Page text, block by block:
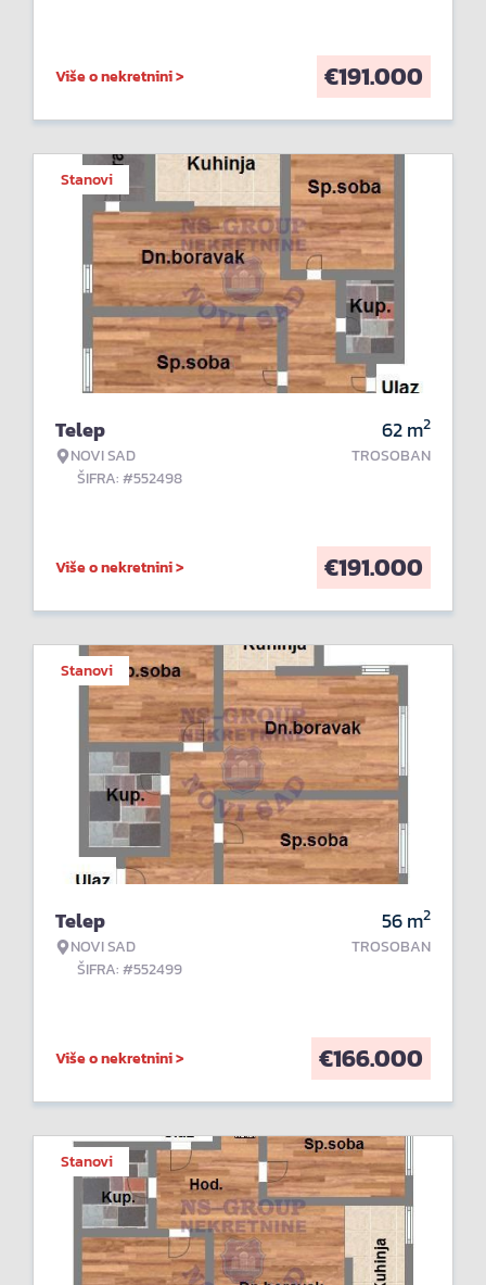
Više o nekretnini > €191.000
Stanovi
Telep
NOVI SAD
ŠIFRA: #552498
62m2
TROSOBAN
Više o nekretnini > €191.000
Stanovi
Telep
NOVI SAD
ŠIFRA: #552499
56m2
TROSOBAN
Više o nekretnini > €166.000
Stanovi